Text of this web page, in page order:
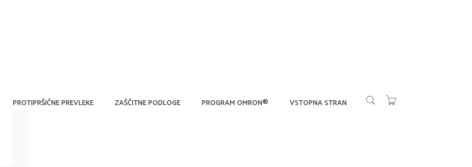
PROTIPRŠIČNE PREVLEKE ZAŠČITNE PODLOGE PROGRAM OMRON® VSTOPNA STRAN